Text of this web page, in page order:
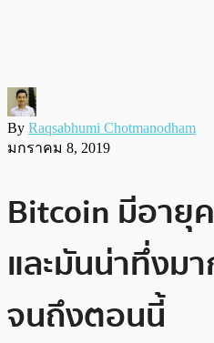
By Raqsabhumi Chotmanodham
มกราคม 8, 2019
Bitcoin มีอายุ
และมันน่าทึ่งม
จนถึงตอนนี้